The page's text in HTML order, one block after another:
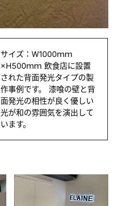
サイズ：W1000ｍｍ
×H500ｍｍ 飲食店に設置
された背面発光タイプの製
作事例です。 漆喰の壁と背
面発光の相性が良く優しい
光が和の雰囲気を演出して
います。